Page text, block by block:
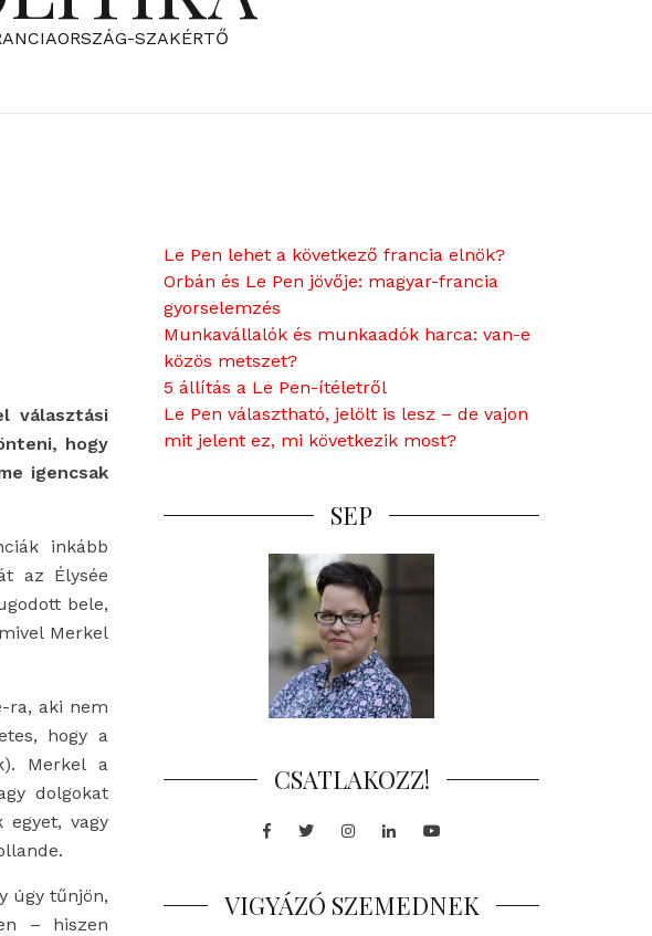
SZAKÉRTŐ
választási
hogy
igencsak
inkább
az Élysée
bele,
Merkel
ra, aki nem
hogy a
Merkel a
dolgokat
vagy
úgy tűnjön,
– hiszen
Le Pen lehet a következő francia elnök?
Orbán és Le Pen jövője: magyar-francia
gyorselemzés
Munkavállalók és munkaadók harca: van-e
közös metszet?
5 állítás a Le Pen-ítéletről
Le Pen választható, jelölt is lesz – de vajon
mit jelent ez, mi következik most?
SEP
CSATLAKOZZ!
Facebook
TwitterInstagram
LinkedInYoutube
VIGYÁZÓ SZEMEDNEK